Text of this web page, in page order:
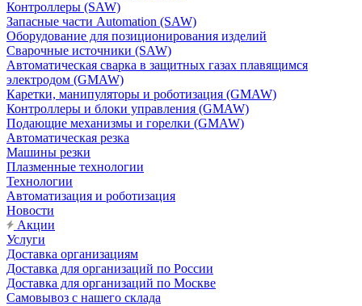
Контроллеры (SAW)
Запасные части Automation (SAW)
Оборудование для позиционирования изделий
Сварочные источники (SAW)
Автоматическая сварка в защитных газах плавящимся
электродом (GMAW)
Каретки, манипуляторы и роботизация (GMAW)
Контроллеры и блоки управления (GMAW)
Подающие механизмы и горелки (GMAW)
Автоматическая резка
Машины резки
Плазменные технологии
Технологии
Автоматизация и роботизация
Новости
Акции
Услуги
Доставка организациям
Доставка для организаций по России
Доставка для организаций по Москве
Самовывоз с нашего склада